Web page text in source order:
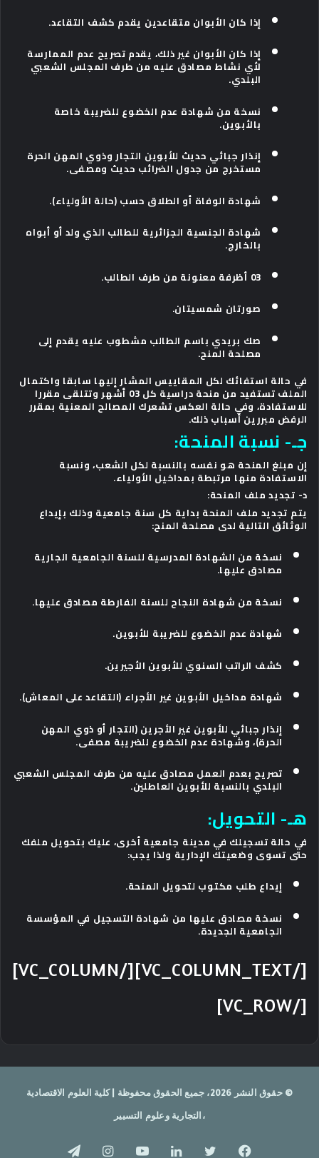
إذا كان الأبوان متقاعدين يقدم كشف التقاعد.
إذا كان الأبوان غير ذلك، يقدم تصريح عدم الممارسة
لأي نشاط مصادق عليه من طرف المجلس الشعبي
البلدي.
نسخة من شهادة عدم الخضوع للضريبة خاصة
بالأبوين.
إنذار جبائي حديث للأبوين التجار وذوي المهن الحرة
مستخرج من جدول الضرائب حديث ومصفى.
شهادة الوفاة أو الطلاق حسب (حالة الأولياء).
شهادة الجنسية الجزائرية للطالب الذي ولد أو أبواه
بالخارج.
03 أظرفة معنونة من طرف الطالب.
صورتان شمسيتان.
صك بريدي باسم الطالب مشطوب عليه يقدم إلى
مصلحة المنح.
في حالة استفائك لكل المقاييس المشار إليها سابقا واكتمال
الملف تستفيد من منحة دراسية كل 03 أشهر وتتلقى مقررا
للاستفادة، وفي حالة العكس تشعرك المصالح المعنية بمقرر
الرفض مبررين أسباب ذلك.
جـ- نسبة المنحة:
إن مبلغ المنحة هو نفسه بالنسبة لكل الشعب، ونسبة
الاستفادة منها مرتبطة بمداخيل الأولياء.
د- تجديد ملف المنحة:
يتم تجديد ملف المنحة بداية كل سنة جامعية وذلك بإيداع
الوثائق التالية لدى مصلحة المنح:
نسخة من الشهادة المدرسية للسنة الجامعية الجارية
مصادق عليها.
نسخة من شهادة النجاح للسنة الفارطة مصادق عليها.
شهادة عدم الخضوع للضريبة للأبوين.
كشف الراتب السنوي للأبوين الأجيرين.
شهادة مداخيل الأبوين غير الأجراء (التقاعد على المعاش).
إنذار جبائي للأبوين غير الأجرين (التجار أو ذوي المهن
الحرة)، وشهادة عدم الخضوع للضريبة مصفى.
تصريح بعدم العمل مصادق عليه من طرف المجلس الشعبي
البلدي بالنسبة للأبوين العاطلين.
هـ- التحويل:
في حالة تسجيلك في مدينة جامعية أخرى، عليك بتحويل ملفك
حتى تسوى وضعيتك الإدارية ولذا يجب:
إيداع طلب مكتوب لتحويل المنحة.
نسخة مصادق عليها من شهادة التسجيل في المؤسسة
الجامعية الجديدة.
[/VC_COLUMN_TEXT][/VC_COLUMN]
[/VC_ROW]
© حقوق النشر 2026، جميع الحقوق محفوظة | كلية العلوم الاقتصادية
،التجارية وعلوم التسيير
فيسبوكتويتر لينكدإنيوتيوبانستقرامتيلقرام